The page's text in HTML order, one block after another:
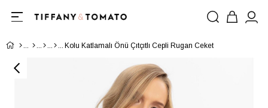
Kolu Katlamalı Önü Çıtçıtlı Cepli Rugan Ceket